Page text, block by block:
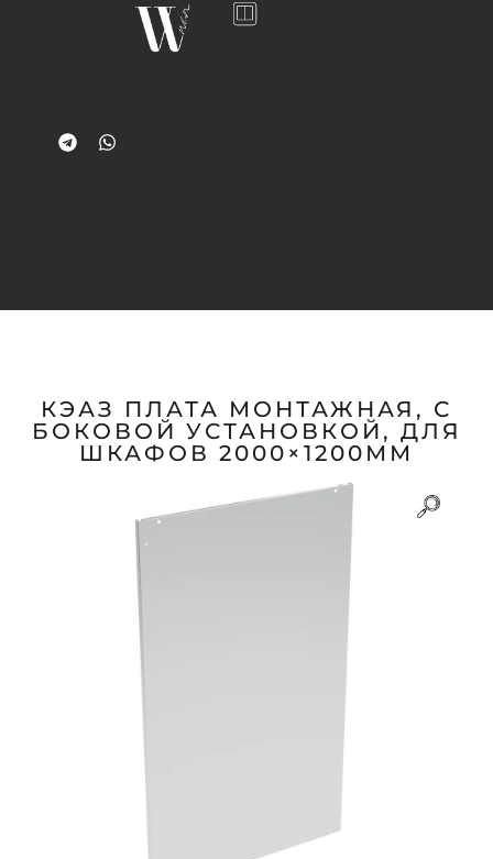
КЭАЗ ПЛАТА МОНТАЖНАЯ, С
БОКОВОЙ УСТАНОВКОЙ, ДЛЯ
ШКАФОВ 2000×1200ММ